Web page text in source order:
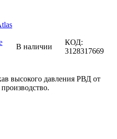
В наличии
КОД:
3128317669
высокого давления РВД от